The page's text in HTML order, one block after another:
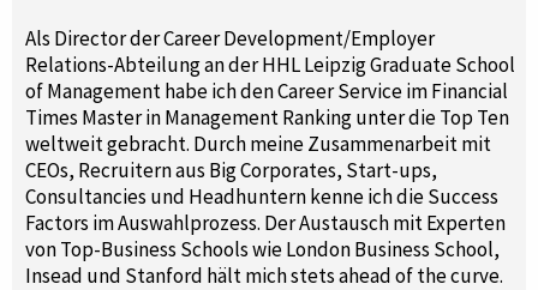
Als Director der Career Development/Employer
Relations-Abteilung an der HHL Leipzig Graduate School
of Management habe ich den Career Service im Financial
Times Master in Management Ranking unter die Top Ten
weltweit gebracht. Durch meine Zusammenarbeit mit
CEOs, Recruitern aus Big Corporates, Start-ups,
Consultancies und Headhuntern kenne ich die Success
Factors im Auswahlprozess. Der Austausch mit Experten
von Top-Business Schools wie London Business School,
Insead und Stanford hält mich stets ahead of the curve.